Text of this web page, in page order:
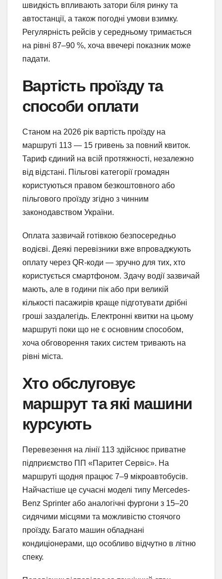
швидкість впливають затори біля ринку та
автостанції, а також погодні умови взимку.
Регулярність рейсів у середньому тримається
на рівні 87–90 %, хоча ввечері показник може
падати.
Вартість проїзду та
способи оплати
Станом на 2026 рік вартість проїзду на
маршруті 113 — 15 гривень за повний квиток.
Тариф єдиний на всій протяжності, незалежно
від відстані. Пільгові категорії громадян
користуються правом безкоштовного або
пільгового проїзду згідно з чинним
законодавством України.
Оплата зазвичай готівкою безпосередньо
водієві. Деякі перевізники вже впроваджують
оплату через QR-коди — зручно для тих, хто
користується смартфоном. Здачу водії зазвичай
мають, але в години пік або при великій
кількості пасажирів краще підготувати дрібні
гроші заздалегідь. Електронні квитки на цьому
маршруті поки що не є основним способом,
хоча обговорення таких систем тривають на
рівні міста.
Хто обслуговує
маршрут та які машини
курсують
Перевезення на лінії 113 здійснює приватне
підприємство ПП «Паритет Сервіс». На
маршруті щодня працює 7–9 мікроавтобусів.
Найчастіше це сучасні моделі типу Mercedes-
Benz Sprinter або аналогічні фургони з 15–20
сидячими місцями та можливістю стоячого
проїзду. Багато машин обладнані
кондиціонерами, що особливо відчутно в літню
спеку.